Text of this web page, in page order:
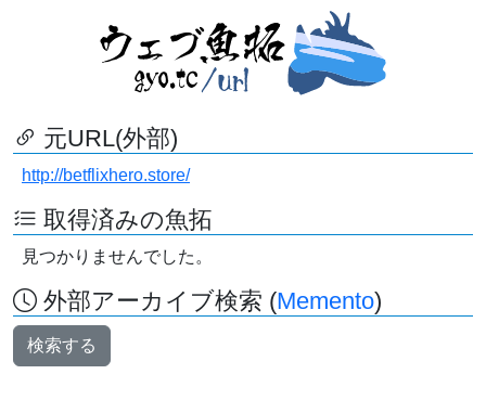
元URL(外部)
http://betflixhero.store/
取得済みの魚拓
見つかりませんでした。
外部アーカイブ検索 (Memento)
検索する